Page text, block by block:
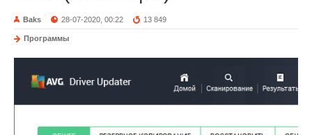
Baks 28-07-2020, 00:22 13 849
Программы